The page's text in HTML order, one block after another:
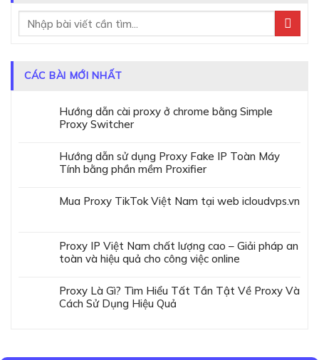
CÁC BÀI MỚI NHẤT
Hướng dẫn cài proxy ở chrome bằng Simple
Proxy Switcher
Hướng dẫn sử dụng Proxy Fake IP Toàn Máy
Tính bằng phần mềm Proxifier
Mua Proxy TikTok Việt Nam tại web icloudvps.vn
Proxy IP Việt Nam chất lượng cao – Giải pháp an
toàn và hiệu quả cho công việc online
Proxy Là Gì? Tìm Hiểu Tất Tần Tật Về Proxy Và
Cách Sử Dụng Hiệu Quả